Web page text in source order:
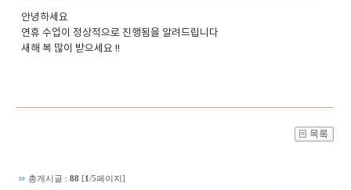
안녕하세요
연휴 수업이 정상적으로 진행됨을 알려드립니다
새해 복 많이 받으세요 !!
총게시글 : 88 [1 /5페이지]